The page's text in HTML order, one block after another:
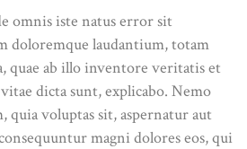
omnis iste natus error sit
doloremque laudantium, totam
quae ab illo inventore veritatis et
dicta sunt, explicabo. Nemo
quia voluptas sit, aspernatur aut
magni dolores eos, qui